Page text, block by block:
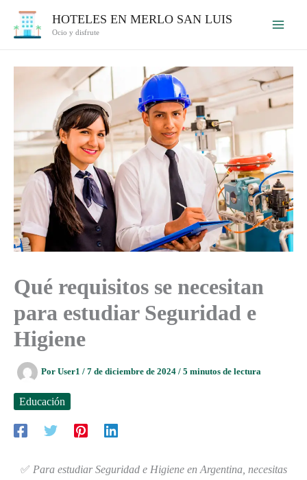
HOTELES EN MERLO SAN LUIS
Ocio y disfrute
Qué requisitos se necesitan
para estudiar Seguridad e
Higiene
Por User1 / 7 de diciembre de 2024 / 5 minutos de lectura
Educación
✅ Para estudiar Seguridad e Higiene en Argentina, necesitas